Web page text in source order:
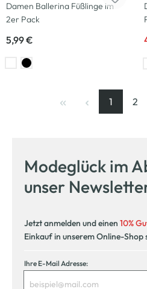
Damen Ballerina Füßlinge im
2er Pack
5,99 €
Seite
1
, aktuelle
2
Modeglück im
unser
Jetzt anmelden und einen 10%
Einkauf in unserem Online-Shop
Ihre E-Mail Adresse: